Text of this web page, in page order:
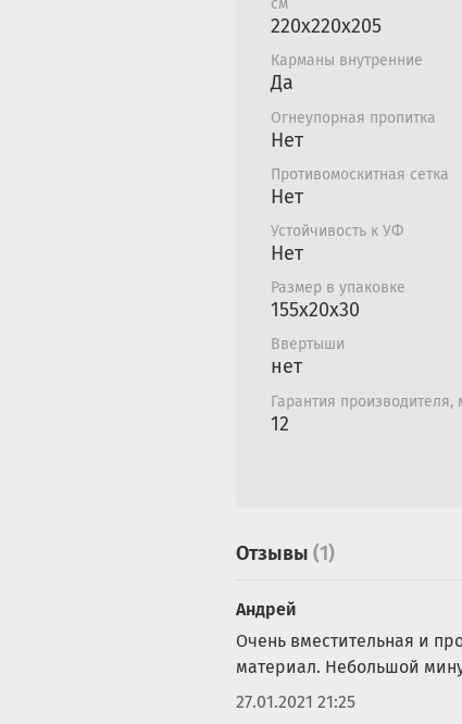
воздуха внутрь
юбке также внутри
Вентиляционный
вывода под трубу
Внутри находятся
для хранения
Утепленная планка
Большой вход с
Бегунок на замках
части палатки;
Удобный чехол
Конструкция
особого труда
минут;
* Внимание: цвет
фото! В комплекте
см
220х220х205
Карманы внутренние
Да
Огнеупорная пропитка
Нет
Противомоскитная сетка
Нет
Устойчивость к УФ
Нет
Размер в упаковке
155х20х30
Ввертыши
нет
Гарантия производителя,
12
Отзывы (1)
Андрей
Очень вместительная и
материал. Небольшой
27.01.2021 21:25